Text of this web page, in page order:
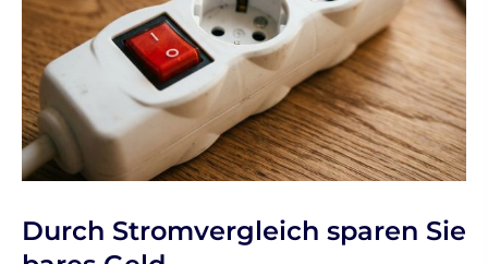
Durch Stromvergleich sparen Sie